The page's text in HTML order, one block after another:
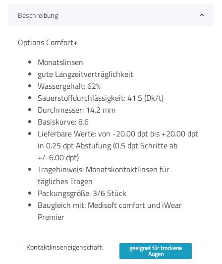
Beschreibung
Options Comfort+
Monatslinsen
gute Langzeitverträglichkeit
Wassergehalt: 62%
Sauerstoffdurchlässigkeit: 41.5 (Dk/t)
Durchmesser: 14.2 mm
Basiskurve: 8.6
Lieferbare Werte: von -20.00 dpt bis +20.00 dpt
in 0.25 dpt Abstufung (0.5 dpt Schritte ab
+/-6.00 dpt)
Tragehinweis: Monatskontaktlinsen für
tägliches Tragen
Packungsgröße: 3/6 Stück
Baugleich mit: Medisoft comfort und iWear
Premier
Kontaktlinseneigenschaft: geeignet für trockene
Augen